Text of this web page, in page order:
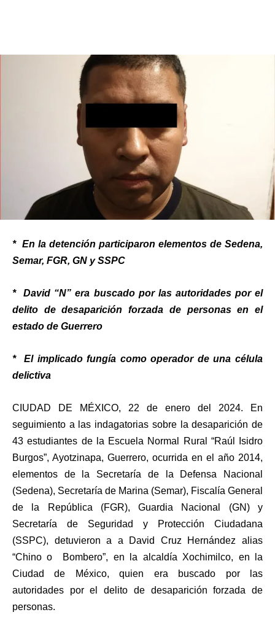
*⁠ ⁠En la detención participaron elementos de Sedena,
Semar, FGR, GN y SSPC
* ⁠David “N” era buscado por las autoridades por el
delito de desaparición forzada de personas en el
estado de Guerrero
* ⁠El implicado fungía como operador de una célula
delictiva
CIUDAD DE MÉXICO, 22 de enero del 2024. En
seguimiento a las indagatorias sobre la desaparición de
43 estudiantes de la Escuela Normal Rural “Raúl Isidro
Burgos”, Ayotzinapa, Guerrero, ocurrida en el año 2014,
elementos de la Secretaría de la Defensa Nacional
(Sedena), Secretaría de Marina (Semar), Fiscalía General
de la República (FGR), Guardia Nacional (GN) y
Secretaría de Seguridad y Protección Ciudadana
(SSPC), detuvieron a a David Cruz Hernández alias
“Chino o Bombero”, en la alcaldía Xochimilco, en la
Ciudad de México, quien era buscado por las
autoridades por el delito de desaparición forzada de
personas.